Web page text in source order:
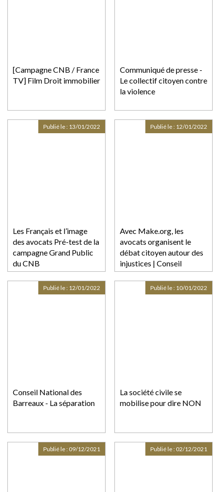
[Campagne CNB / France
TV] Film Droit immobilier
Communiqué de presse -
Le collectif citoyen contre
la violence
Les Français et l’image
des avocats Pré-test de la
campagne Grand Public
du CNB
Publié le : 13/01/2022
Avec Make.org, les
avocats organisent le
débat citoyen autour des
injustices | Conseil
national des barreaux
Publié le : 12/01/2022
Conseil National des
Barreaux - La séparation
Publié le : 12/01/2022
La société civile se
mobilise pour dire NON
Publié le : 10/01/2022
Publié le : 09/12/2021 Publié le : 02/12/2021